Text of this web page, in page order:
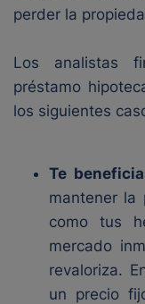
perder la
Los analistas
préstamo
los siguientes
Te
mantener la
como tus
mercado
revaloriza.
un precio